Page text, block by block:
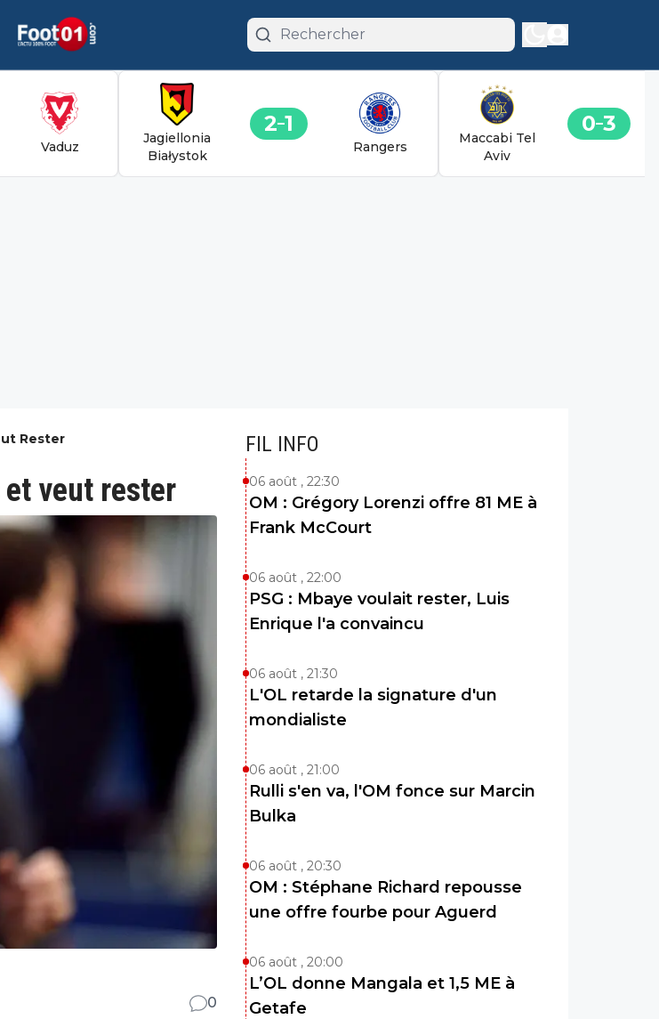
Vaduz
Jagiellonia
Białystok
2 1
Rangers
Maccabi Tel
Aviv
0 3
Rester
et veut rester
0
FIL INFO
06 août , 22:30
OM : Grégory Lorenzi offre 81 ME à
Frank McCourt
06 août , 22:00
PSG : Mbaye voulait rester, Luis
Enrique l'a convaincu
06 août , 21:30
L'OL retarde la signature d'un
mondialiste
06 août , 21:00
Rulli s'en va, l'OM fonce sur Marcin
Bulka
06 août , 20:30
OM : Stéphane Richard repousse
une offre fourbe pour Aguerd
06 août , 20:00
L’OL donne Mangala et 1,5 ME à
Getafe